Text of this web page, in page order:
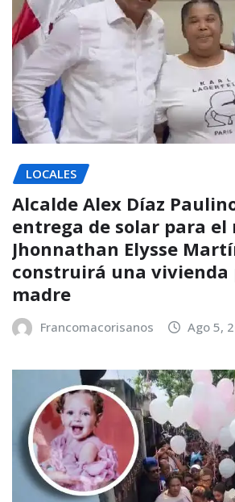
LOCALES
Alcalde Alex Díaz
entrega de solar para el
Jhonnathan Elysse
construirá una vivienda
madre
Francomacorisanos Ago 5,